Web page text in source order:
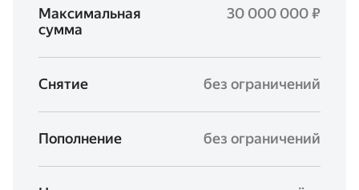
Максимальная
сумма
30 000 000 ₽
Cнятие без ограничений
Пополнение без ограничений